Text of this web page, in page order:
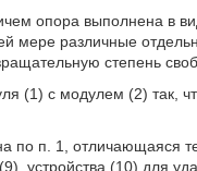
опора выполнена в
мере различные
степень
(1) с модулем (2) так,
по п. 1, отличающаяся
устройства (10) для